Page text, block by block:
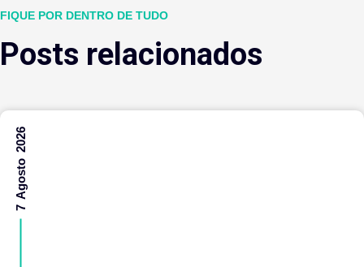
FIQUE POR DENTRO DE TUDO
Posts relacionados
7 Agosto 2026